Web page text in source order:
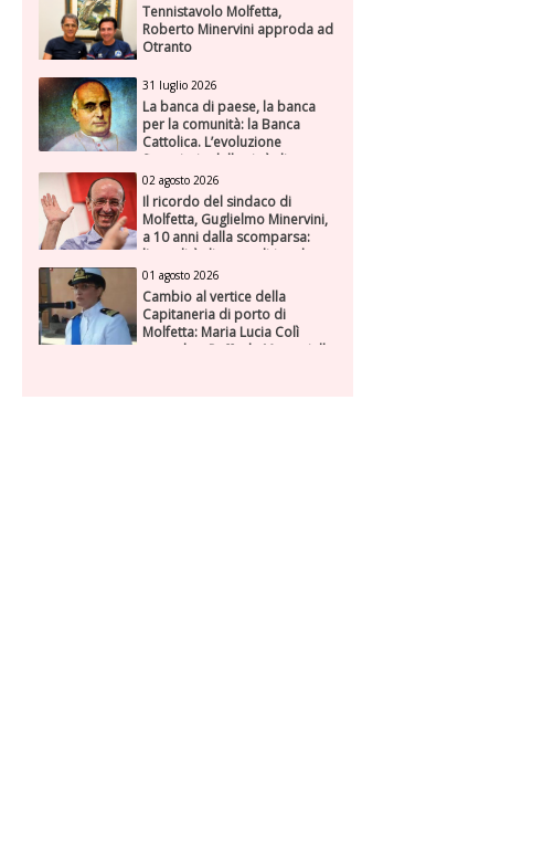
Tennistavolo Molfetta,
Roberto Minervini approda ad
Otranto
31 luglio 2026
La banca di paese, la banca
per la comunità: la Banca
Cattolica. L’evoluzione
finanziaria della città di
Molfetta (Parte seconda)
02 agosto 2026
Il ricordo del sindaco di
Molfetta, Guglielmo Minervini,
a 10 anni dalla scomparsa:
l'attualità di una politica che
genera futuro
01 agosto 2026
Cambio al vertice della
Capitaneria di porto di
Molfetta: Maria Lucia Colì
succede a Raffaele Muscariello